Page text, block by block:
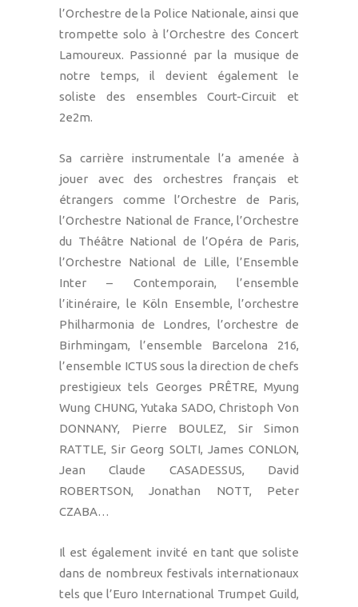
l’Orchestre de la Police Nationale, ainsi que
trompette solo à l’Orchestre des Concert
Lamoureux. Passionné par la musique de
notre temps, il devient également le
soliste des ensembles Court-Circuit et
2e2m.
Sa carrière instrumentale l’a amenée à
jouer avec des orchestres français et
étrangers comme l’Orchestre de Paris,
l’Orchestre National de France, l’Orchestre
du Théâtre National de l’Opéra de Paris,
l’Orchestre National de Lille, l’Ensemble
Inter – Contemporain, l’ensemble
l’itinéraire, le Köln Ensemble, l’orchestre
Philharmonia de Londres, l’orchestre de
Birhmingam, l’ensemble Barcelona 216,
l’ensemble ICTUS sous la direction de chefs
prestigieux tels Georges PRÊTRE, Myung
Wung CHUNG, Yutaka SADO, Christoph Von
DONNANY, Pierre BOULEZ, Sir Simon
RATTLE, Sir Georg SOLTI, James CONLON,
Jean Claude CASADESSUS, David
ROBERTSON, Jonathan NOTT, Peter
CZABA…
Il est également invité en tant que soliste
dans de nombreux festivals internationaux
tels que l’Euro International Trumpet Guild,